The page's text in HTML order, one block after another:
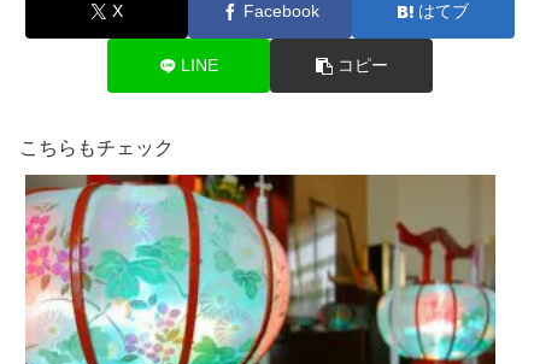
X Facebook はてブ
LINE コピー
こちらもチェック